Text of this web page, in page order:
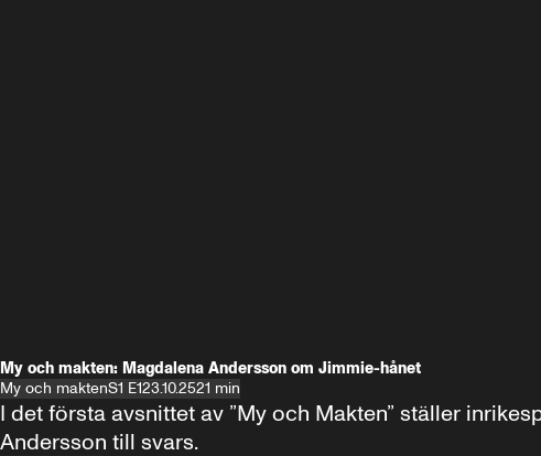
My och makten: Magdalena Andersson om Jimmie-hånet
My och maktenS1 E123.10.2521 min
I det första avsnittet av ”My och Makten” ställer
Andersson till svars.